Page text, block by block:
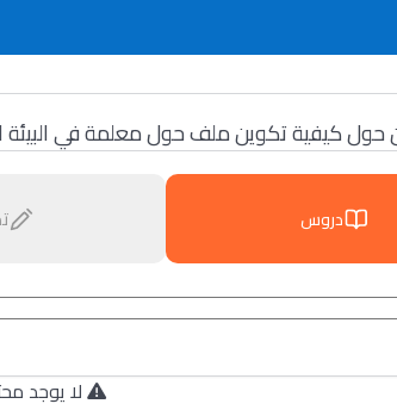
حول كيفية تكوين ملف حول معلمة في البيئة
دروس
لا يوجد